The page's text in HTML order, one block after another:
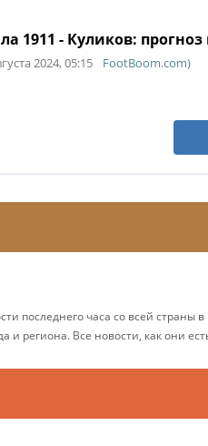
1911 - Куликов:
2024, 05:15 FootBoom.com)
последнего часа со всей
и региона. Все новости, как они